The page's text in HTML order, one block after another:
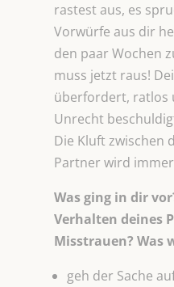
rastest aus, es
Vorwürfe aus dir
den paar Wochen
muss jetzt raus!
überfordert, ratlos
Unrecht
Die Kluft zwischen
Partner wird
Was ging in dir
Verhalten deines
Misstrauen? Was
geh der Sache